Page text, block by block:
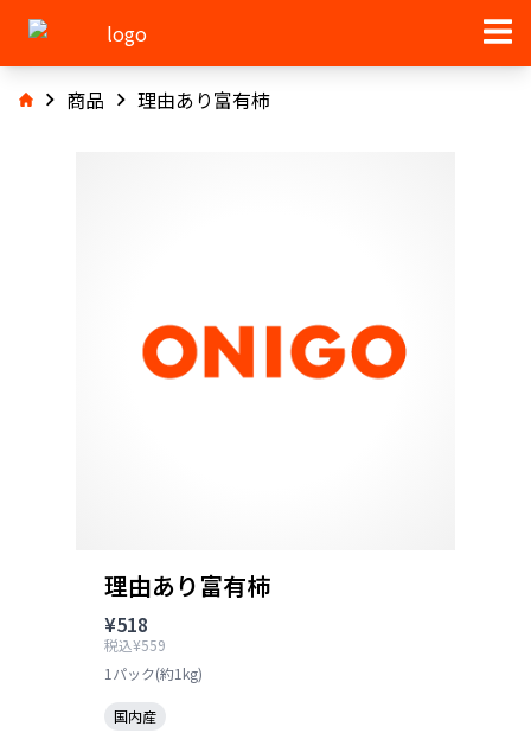
商品 理由あり富有柿
理由あり富有柿
¥518
税込¥559
1パック(約1kg)
国内産